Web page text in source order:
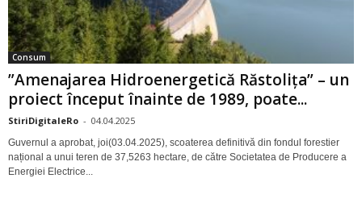
Consum
”Amenajarea Hidroenergetică Răstolița” – un
proiect început înainte de 1989, poate...
StiriDigitaleRo - 04.04.2025
Guvernul a aprobat, joi(03.04.2025), scoaterea definitivă din fondul forestier
național a unui teren de 37,5263 hectare, de către Societatea de Producere a
Energiei Electrice...